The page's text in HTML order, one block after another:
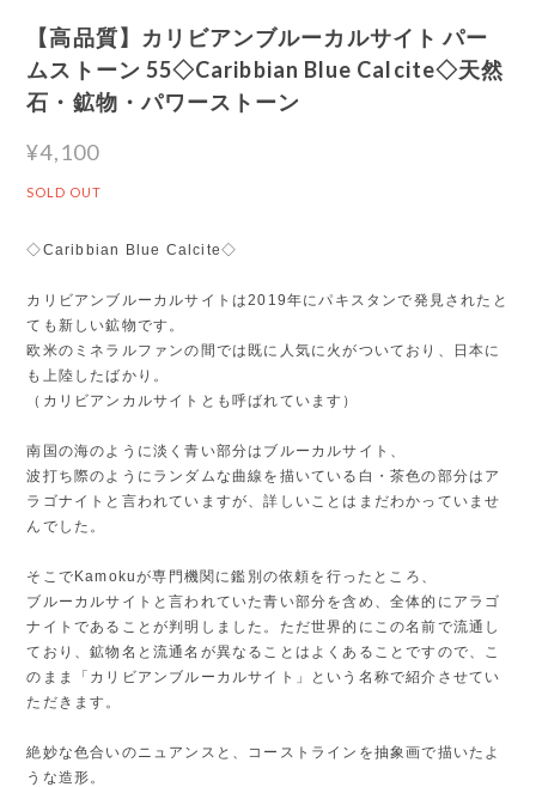
【高品質】カリビアンブルーカルサイト パー
ムストーン 55◇Caribbian Blue Calcite◇天然
石・鉱物・パワーストーン
¥4,100
SOLD OUT
◇Caribbian Blue Calcite◇
カリビアンブルーカルサイトは2019年にパキスタンで発見されたと
ても新しい鉱物です。
欧米のミネラルファンの間では既に人気に火がついており、日本に
も上陸したばかり。
（カリビアンカルサイトとも呼ばれています）
南国の海のように淡く青い部分はブルーカルサイト、
波打ち際のようにランダムな曲線を描いている白・茶色の部分はア
ラゴナイトと言われていますが、詳しいことはまだわかっていませ
んでした。
そこでKamokuが専門機関に鑑別の依頼を行ったところ、
ブルーカルサイトと言われていた青い部分を含め、全体的にアラゴ
ナイトであることが判明しました。ただ世界的にこの名前で流通し
ており、鉱物名と流通名が異なることはよくあることですので、こ
のまま「カリビアンブルーカルサイト」という名称で紹介させてい
ただきます。
絶妙な色合いのニュアンスと、コーストラインを抽象画で描いたよ
うな造形。